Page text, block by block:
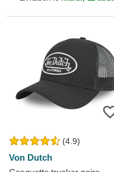
(4.9)
Von Dutch